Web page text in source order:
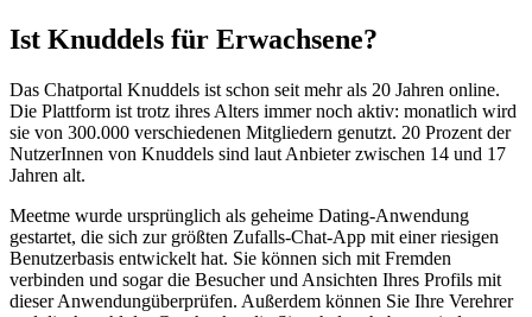
Ist Knuddels für Erwachsene?
Das Chatportal Knuddels ist schon seit mehr als 20 Jahren online.
Die Plattform ist trotz ihres Alters immer noch aktiv: monatlich wird
sie von 300.000 verschiedenen Mitgliedern genutzt. 20 Prozent der
NutzerInnen von Knuddels sind laut Anbieter zwischen 14 und 17
Jahren alt.
Meetme wurde ursprünglich als geheime Dating-Anwendung
gestartet, die sich zur größten Zufalls-Chat-App mit einer riesigen
Benutzerbasis entwickelt hat. Sie können sich mit Fremden
verbinden und sogar die Besucher und Ansichten Ihres Profils mit
dieser Anwendungüberprüfen. Außerdem können Sie Ihre Verehrer